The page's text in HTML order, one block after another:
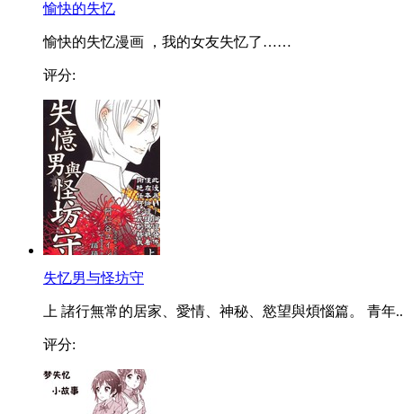
愉快的失忆
愉快的失忆漫画 ，我的女友失忆了……
评分:
失忆男与怪坊守
上 諸行無常的居家、愛情、神秘、慾望與煩惱篇。 青年
评分: